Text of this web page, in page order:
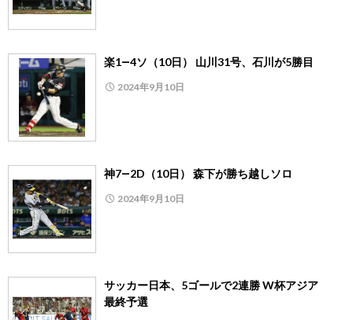
楽1―4ソ（10日） 山川31号、石川が5勝目
2024年9月10日
神7―2D（10日） 森下が勝ち越しソロ
2024年9月10日
サッカー日本、5ゴールで2連勝 W杯アジア
最終予選